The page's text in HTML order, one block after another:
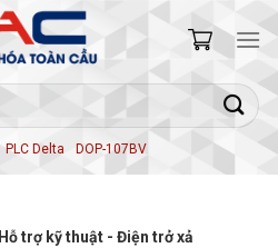
PLC Delta DOP-107BV
Hỗ trợ kỹ thuật - Điện trở xả